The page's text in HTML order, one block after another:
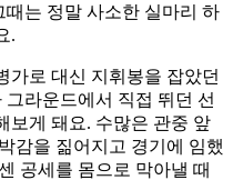
는 정말 사소한 실마리 하
.
가로 대신 지휘봉을 잡았던
라운드에서 직접 뛰던 선
보게 돼요. 수많은 관중 앞
감을 짊어지고 경기에 임했
공세를 몸으로 막아낼 때